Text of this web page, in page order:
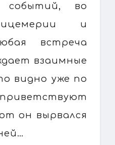
событий, во
и
встреча
взаимные
видно уже по
он вырвался